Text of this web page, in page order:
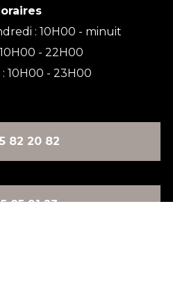
: 10H00 - minuit
- 22H00
10H00 - 23H00
82 20 82
85 91 23